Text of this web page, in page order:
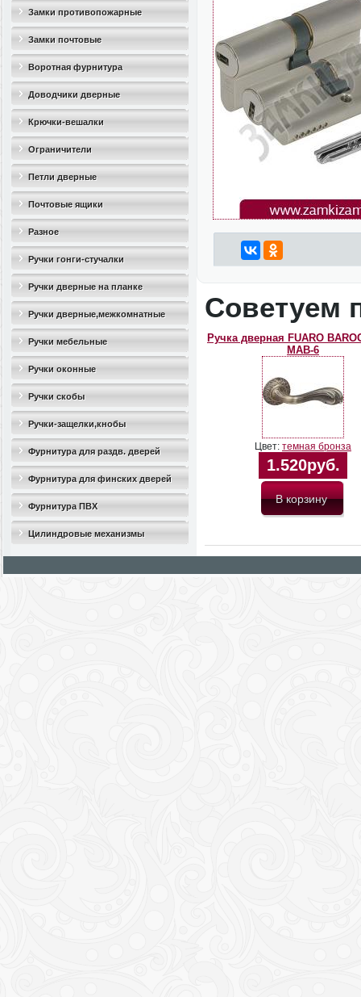
Замки противопожарные
Замки почтовые
Воротная фурнитура
Доводчики дверные
Крючки-вешалки
Ограничители
дверные(стопоры)
Петли дверные
Почтовые ящики
Разное
Ручки гонги-стучалки
Ручки дверные на планке
Ручки дверные,межкомнатные
Ручки мебельные
Ручки оконные
Ручки скобы
Ручки-защелки,кнобы
Фурнитура для раздв. дверей
Фурнитура для финских дверей
Фурнитура ПВХ
Цилиндровые механизмы
Советуем
Ручка дверная FUARO
MAB-6
Цвет: темная бронза
1.520руб.